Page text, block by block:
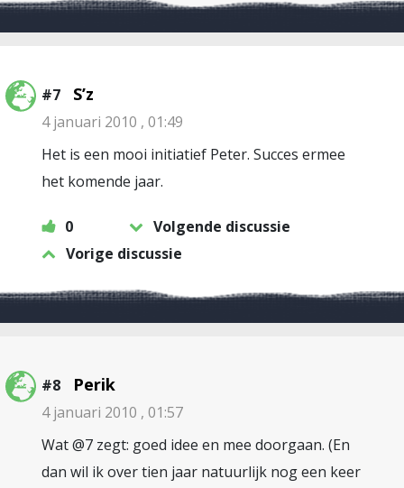
#7 S’z
4 januari 2010 , 01:49
Het is een mooi initiatief Peter. Succes ermee
het komende jaar.
0
Volgende discussie
Vorige discussie
#8 Perik
4 januari 2010 , 01:57
Wat @7 zegt: goed idee en mee doorgaan. (En
dan wil ik over tien jaar natuurlijk nog een keer